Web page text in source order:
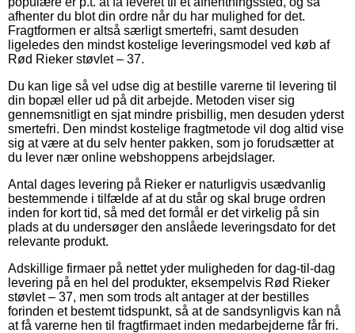
afhenter du blot din ordre når du har mulighed for det.
Fragtformen er altså særligt smertefri, samt desuden
ligeledes den mindst kostelige leveringsmodel ved køb af
Rød Rieker støvlet – 37.
Du kan lige så vel udse dig at bestille varerne til levering til
din bopæl eller ud på dit arbejde. Metoden viser sig
gennemsnitligt en sjat mindre prisbillig, men desuden yderst
smertefri. Den mindst kostelige fragtmetode vil dog altid vise
sig at være at du selv henter pakken, som jo forudsætter at
du lever nær online webshoppens arbejdslager.
Antal dages levering på Rieker er naturligvis usædvanlig
bestemmende i tilfælde af at du står og skal bruge ordren
inden for kort tid, så med det formål er det virkelig på sin
plads at du undersøger den anslåede leveringsdato for det
relevante produkt.
Adskillige firmaer på nettet yder muligheden for dag-til-dag
levering på en hel del produkter, eksempelvis Rød Rieker
støvlet – 37, men som trods alt antager at der bestilles
forinden et bestemt tidspunkt, så at de sandsynligvis kan nå
at få varerne hen til fragtfirmaet inden medarbejderne får fri.